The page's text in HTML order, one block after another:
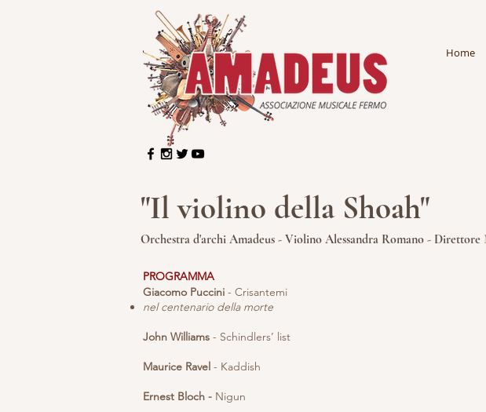
Home
"Il violino della Shoah"
Orchestra d'archi Amadeus - Violino Alessandra Romano - Direttore
PROGRAMMA
Giacomo Puccini - Crisantemi
nel centenario della morte​​
John Williams - Schindlers’ list
Maurice Ravel - Kaddish
Ernest Bloch - Nigun